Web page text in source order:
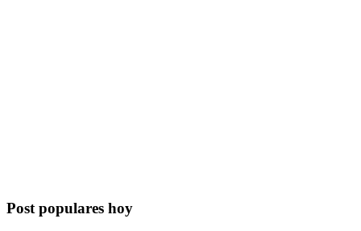
Post populares hoy